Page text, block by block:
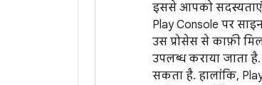
इससे आपको सदस्यताएं,
Play Console पर
उस प्रोसेस से काफ़ी
उपलब्ध कराया जाता
सकता है. हालांकि,